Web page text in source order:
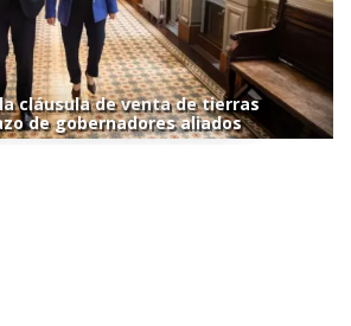
cláusula de venta de tierras
de gobernadores aliados